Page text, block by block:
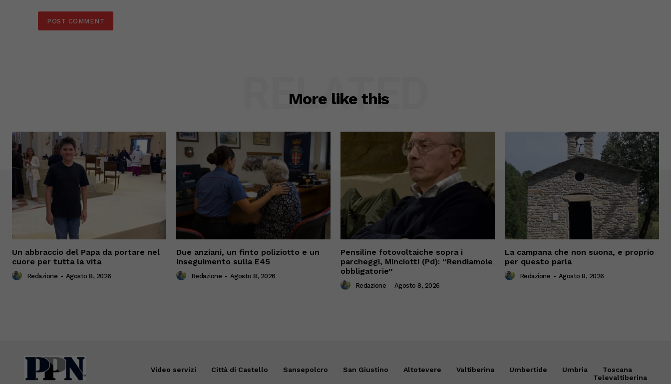
More like this
RELATED
Un abbraccio del Papa da portare nel
cuore per tutta la vita
Redazione - Agosto 8, 2026
Due anziani, un finto poliziotto e un
inseguimento sulla E45
Redazione - Agosto 8, 2026
Pensiline fotovoltaiche sopra i
parcheggi, Minciotti (Pd): “Rendiamole
obbligatorie”
Redazione - Agosto 8, 2026
La campana che non suona, e proprio
per questo parla
Redazione - Agosto 8, 2026
Video servizi Città di Castello Sansepolcro San Giustino Altotevere Valtiberina Umbertide Umbria
Toscana
Televaltiberina